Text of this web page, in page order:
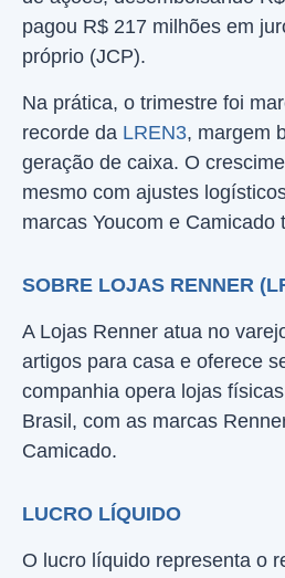
pagou R$ 217 milhões em
próprio (JCP).
Na prática, o trimestre foi
recorde da LREN3, margem
geração de caixa. O
mesmo com ajustes
marcas Youcom e Camicado
SOBRE LOJAS RENNER
A Lojas Renner atua no
artigos para casa e oferece
companhia opera lojas
Brasil, com as marcas
Camicado.
LUCRO LÍQUIDO
O lucro líquido representa o